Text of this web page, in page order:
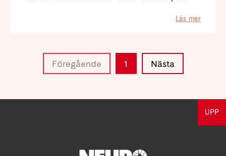
Läs mer
Föregående 1 Nästa
UPP